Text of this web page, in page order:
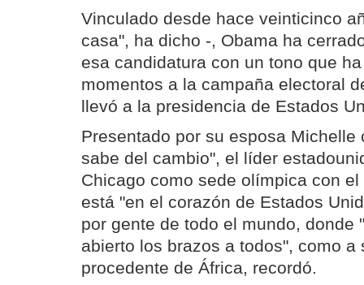
Vinculado desde hace veinticinco
casa", ha dicho -, Obama ha
esa candidatura con un tono que
momentos a la campaña electoral
llevó a la presidencia de Estados
Presentado por su esposa Michelle
sabe del cambio", el líder
Chicago como sede olímpica con
está "en el corazón de Estados
por gente de todo el mundo, donde
abierto los brazos a todos", como a
procedente de África, recordó.